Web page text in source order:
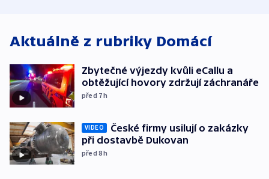
Aktuálně z rubriky Domácí
Zbytečné výjezdy kvůli eCallu a
obtěžující hovory zdržují záchranáře
před 7h
VIDEO
České firmy usilují o zakázky
při dostavbě Dukovan
před 8h